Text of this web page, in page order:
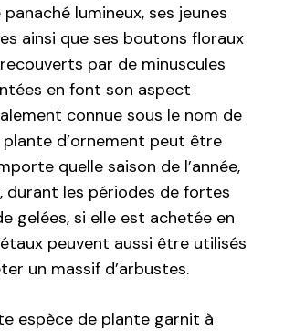
lumineux, ses jeunes
ainsi que ses boutons floraux
par de minuscules
en font son aspect
connue sous le nom de
d’ornement peut être
quelle saison de l’année,
durant les périodes de fortes
gelées, si elle est achetée en
peuvent aussi être utilisés
un massif d’arbustes.
espèce de plante garnit à